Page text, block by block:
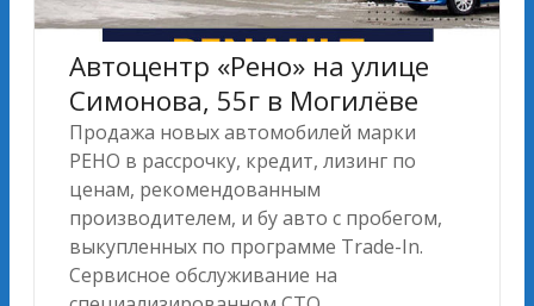
Автоцентр «Рено» на улице
Симонова, 55г в Могилёве
Продажа новых автомобилей марки
РЕНО в рассрочку, кредит, лизинг по
ценам, рекомендованным
производителем, и бу авто с пробегом,
выкупленных по программе Trade-In.
Сервисное обслуживание на